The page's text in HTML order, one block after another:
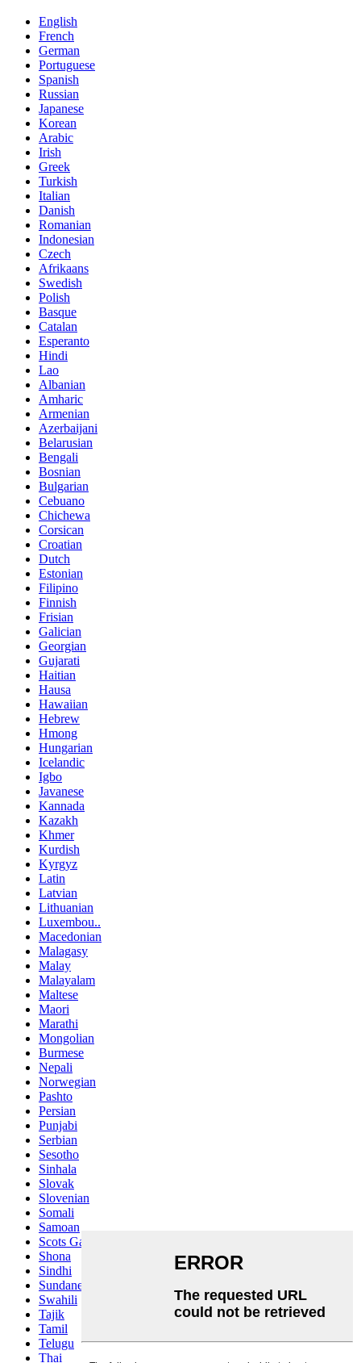
English
French
German
Portuguese
Spanish
Russian
Japanese
Korean
Arabic
Irish
Greek
Turkish
Italian
Danish
Romanian
Indonesian
Czech
Afrikaans
Swedish
Polish
Basque
Catalan
Esperanto
Hindi
Lao
Albanian
Amharic
Armenian
Azerbaijani
Belarusian
Bengali
Bosnian
Bulgarian
Cebuano
Chichewa
Corsican
Croatian
Dutch
Estonian
Filipino
Finnish
Frisian
Galician
Georgian
Gujarati
Haitian
Hausa
Hawaiian
Hebrew
Hmong
Hungarian
Icelandic
Igbo
Javanese
Kannada
Kazakh
Khmer
Kurdish
Kyrgyz
Latin
Latvian
Lithuanian
Luxembou..
Macedonian
Malagasy
Malay
Malayalam
Maltese
Maori
Marathi
Mongolian
Burmese
Nepali
Norwegian
Pashto
Persian
Punjabi
Serbian
Sesotho
Sinhala
Slovak
Slovenian
Somali
Samoan
Scots Gaelic
Shona
Sindhi
Sundanese
Swahili
Tajik
Tamil
Telugu
Thai